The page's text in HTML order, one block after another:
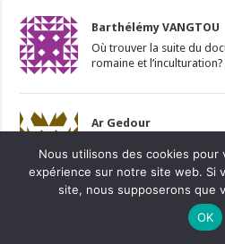
Barthélémy VANGTOU
Où trouver la suite du
romaine et l’inculturation?
Ar Gedour
courriel. Cela pouvant
nos lecteurs, nous
téléchargement.
Ne manquez pas la nouveauté de
CLIQUEZ ICI POUR EN SAVOIR
Nous utilisons des cookies pour
expérience sur notre site web. Si
site, nous supposerons que
OK